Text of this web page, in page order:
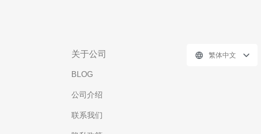
关于公司
BLOG
公司介绍
联系我们
繁体中文